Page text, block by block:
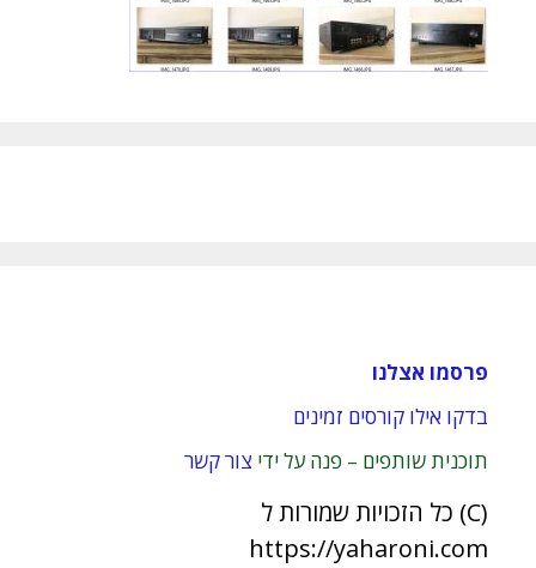
פרסמו אצלנו
בדקו אילו קורסים זמינים
תוכנית שותפים – פנה על ידי צור קשר
(C) כל הזכויות שמורות ל
https://yaharoni.com